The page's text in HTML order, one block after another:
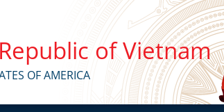
of Vietnam
OF AMERICA